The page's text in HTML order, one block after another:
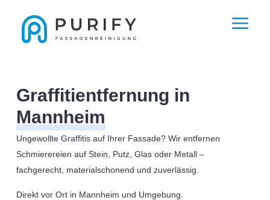
Graffitientfernung in
Mannheim
Ungewollte Graffitis auf Ihrer Fassade? Wir entfernen
Schmierereien auf Stein, Putz, Glas oder Metall –
fachgerecht, materialschonend und zuverlässig.
Direkt vor Ort in Mannheim und Umgebung.